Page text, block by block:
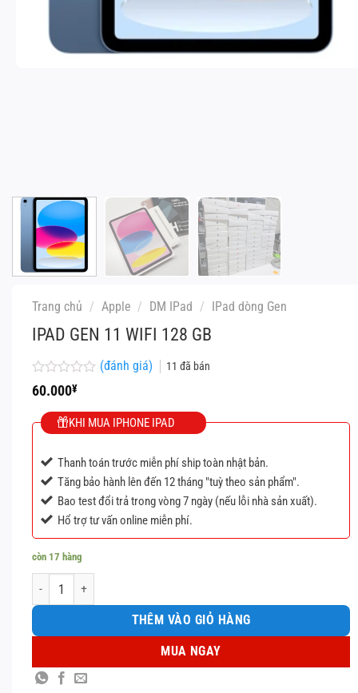
Trang chủ / Apple / DM IPad / IPad dòng Gen
IPAD GEN 11 WIFI 128 GB
Được
xếp
hạng
0
(đánh giá) 11 đã bán
60.000¥
KHI MUA IPHONE IPAD
Thanh toán trước miễn phí ship toàn nhật bản.
Tăng bảo hành lên đến 12 tháng "tuỳ theo sản phẩm".
Bao test đổi trả trong vòng 7 ngày (nếu lỗi nhà sản xuất).
Hổ trợ tư vấn online miễn phí.
còn 17 hàng
IPad Gen 11 Wifi 128 GB số lượng
THÊM VÀO GIỎ HÀNG
MUA NGAY